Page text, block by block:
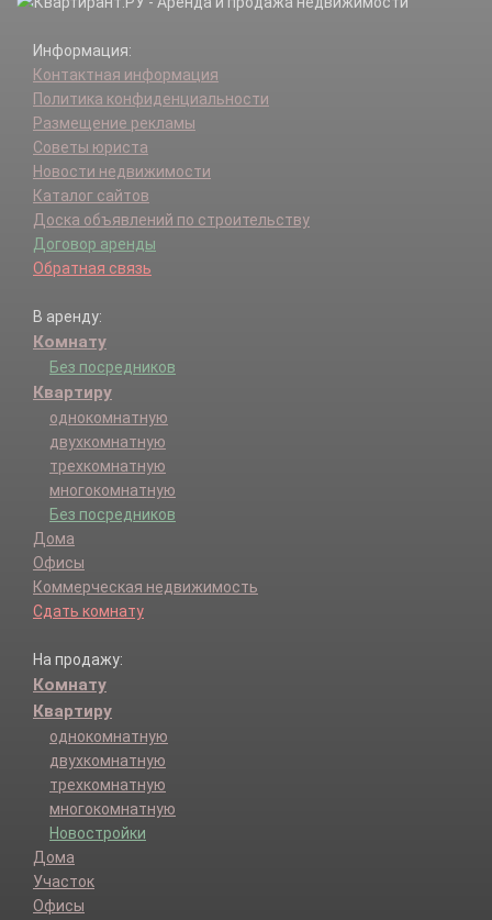
Информация:
Контактная информация
Политика конфиденциальности
Размещение рекламы
Советы юриста
Новости недвижимости
Каталог сайтов
Доска объявлений по строительству
Договор аренды
Обратная связь
В аренду:
Комнату
Без посредников
Квартиру
однокомнатную
двухкомнатную
трехкомнатную
многокомнатную
Без посредников
Дома
Офисы
Коммерческая недвижимость
Сдать комнату
На продажу:
Комнату
Квартиру
однокомнатную
двухкомнатную
трехкомнатную
многокомнатную
Новостройки
Дома
Участок
Офисы